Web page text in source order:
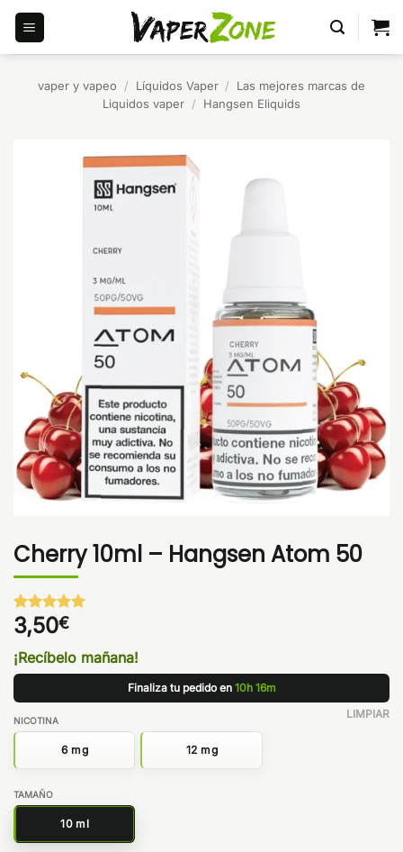
Saltar
contenido
vaper y vapeo / Líquidos Vaper /
Las mejores marcas de
Liquidos vaper / Hangsen Eliquids
Cherry 10ml – Hangsen Atom 50
Valorado
con5de 5
en base a
1
valoración
de un
3,50€
¡Recíbelo mañana!
Finaliza tu pedido en 10h 16m
NICOTINA
6 mg 12 mg
TAMAÑO
10 ml
LIMPIAR